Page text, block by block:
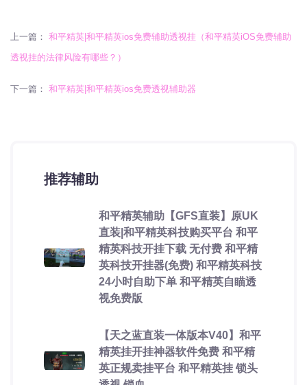
上一篇： 和平精英|和平精英ios免费辅助透视挂（和平精英iOS免费辅助
透视挂的法律风险有哪些？）
下一篇： 和平精英|和平精英ios免费透视辅助器
推荐辅助
和平精英辅助【GFS直装】原UK
直装|和平精英科技购买平台 和平
精英科技开挂下载 无付费 和平精
英科技开挂器(免费) 和平精英科技
24小时自助下单 和平精英自瞄透
视免费版
【天之蓝直装一体版本V40】和平
精英挂开挂神器软件免费 和平精
英正规卖挂平台 和平精英挂 锁头